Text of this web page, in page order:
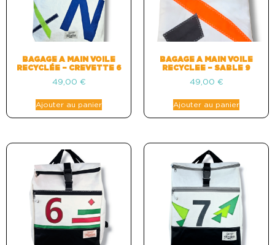
BAGAGE A MAIN VOILE
RECYCLÉE – CREVETTE 6
49,00 €
Ajouter au panier
BAGAGE A MAIN VOILE
RECYCLEE – SABLE 9
49,00 €
Ajouter au panier